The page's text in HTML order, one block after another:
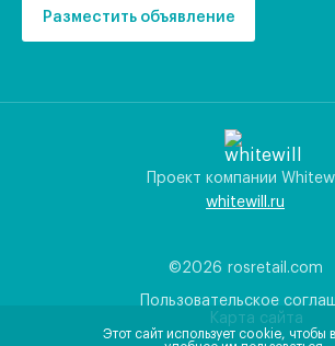
Разместить объявление
©2026 rosretail.com
Пользовательское
Карта сайта
Проект компании
whitewill.ru
Этот сайт использует cookie, чтобы